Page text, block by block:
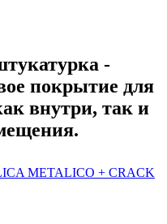
-
покрытие для
внутри, так и